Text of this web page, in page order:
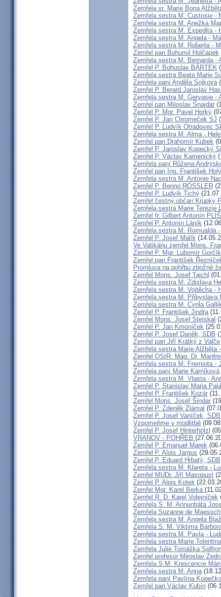
Zemřela sr. Marie Bona
Zemřela sestra M. Custosie -
Zemřela sestra M. Anežka
Zemřela sestra M. Expedita -
Zemřela sestra M. Angela -
Zemřela sestra M. Roberta -
Zemřel pan Bohumil Holčapek
Zemřela sestra M. Bernarda -
Zemřel P. Bohuslav BÁRTEK
Zemřela sestra Beata Marie
Zemřela paní Anděla Sojková
Zemřel P. Berard Jaroslav
Zemřela sestra M. Gervasie -
Zemřel pan Miloslav Šnajdar
Zemřel P. Mgr. Pavel Horký
Zemřel P. Jan Chromeček SJ
Zemřel P. Ludvík Otradovec
Zemřela sestra M. Alma -
Zemřel pan Drahomír Kubek
Zemřel P. Jaroslav Kopecký
Zemřel P. Václav Kamenický
Zemřela paní Růžena
Zemřel pan Ing. František
Zemřela sestra M. Antonie
Zemřel P. Benno RÖSSLER
Zemřel P. Ludvík Tichý
Zemřel čestný občan Krupky
Zemřela sestra Marie Terezie
Zemřel fr. Gilbert Antonín
Zemřel P. Antonín Láník
Zemřela sestra M. Romualda
Zemřel P. Josef Malík
Ve Vatikánu zemřel Mons.
Zemřel P. Mgr. Lubomír Gorčík
Zemřel pan František
Promluva na pohřbu zbožné
Zemřel Mons. Josef Tajchl
Zemřela sestra M. Zdislava
Zemřela sestra M. Vojtěcha -
Zemřela sestra M. Přibyslava
Zemřela sestra M. Cyrila
Zemřel P. František Jindra
Zemřel Mons. Josef Stejskal
Zemřel P. Jan Kmoníček
Zemřel P. Josef Daněk, SDB
Zemřel pan Jiří Krátký z Valče
Zemřela sestra Marie Alžběta
Zemřel OStR. Mag. Dr.
Zemřela sestra M. Fremiota -
Zemřela paní Marie Kárníková
Zemřela sestra M. Vlasta -
Zemřel P. Stanislav Maria
Zemřel P. František Kozár
Zemřel Mons. Josef Šindar
Zemřel P. Zdeněk Zlámal
Zemřel P. Josef Vaníček, SDB
Vzpomeňme v modlitbě
Zemřel P. Josef Hinterhölzl
VRANOV - POHŘEB
Zemřel P. Emanuel Marek
Zemřel P. Alois Jargus
Zemřel P. Eduard Hrbatý, SDB
Zemřela sestra M. Klareta -
Zemřel MUDr. Jiří Masopust
Zemřel P. Alois Kotek
Zemřel Mgr. Karel Berka
Zemřel R. D. Karel Volejníček
Zemřela S. M. Annuntiáta
Zemřela Suzanne de
Zemřela sestra M. Angela
Zemřela S. M. Viktima
Zemřela sestra M. Pavla -
Zemřela sestra Marie
Zemřela Julie Tomáška
Zemřel profesor Miroslav
Zemřela S.M. Krescencie
Zemřela sestra M. Anna
Zemřela paní Pavlína
Zemřel pan Václav Kubín